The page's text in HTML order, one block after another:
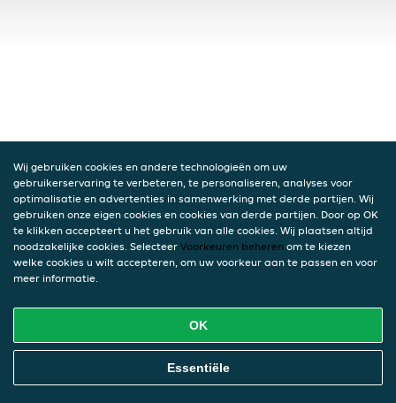
Wij gebruiken cookies en andere technologieën om uw
gebruikerservaring te verbeteren, te personaliseren, analyses voor
optimalisatie en advertenties in samenwerking met derde partijen. Wij
gebruiken onze eigen cookies en cookies van derde partijen. Door op OK
te klikken accepteert u het gebruik van alle cookies. Wij plaatsen altijd
noodzakelijke cookies. Selecteer Voorkeuren beheren om te kiezen
welke cookies u wilt accepteren, om uw voorkeur aan te passen en voor
meer informatie.
OK
Essentiële